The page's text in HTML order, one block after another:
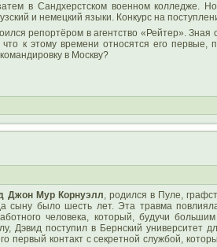
в Сандхерстском военном колледже.
и немецкий языки. Конкурс на
репортёром в агентство «Рейтер». Зная
к этому времени относятся его первые,
в Москву?
Джон Мур Корнуэлл, родился в Пуле,
сыну было шесть лет. Эта травма
человека, который, будучи
Дэвид поступил в Бернский университет
первый контакт с секретной службой,